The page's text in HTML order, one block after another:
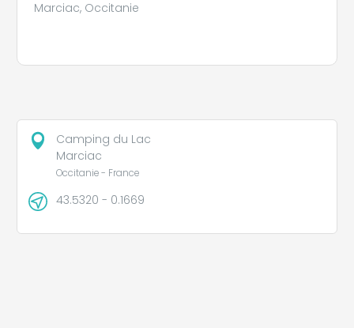
Marciac, Occitanie
Camping du Lac
Marciac
Occitanie - France
43.5320 - 0.1669